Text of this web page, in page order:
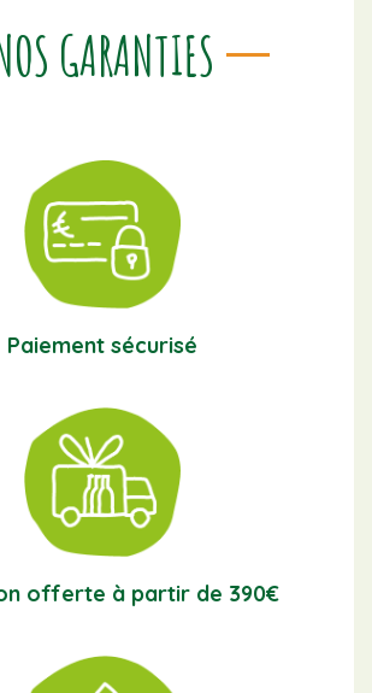
GARANTIES
Paiement sécurisé
offerte à partir de 390€